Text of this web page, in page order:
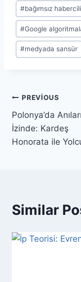
Post
Tags:
#bağımsız
#Google
#medyada sansür
Yazı
gezinmesi
PREVIOUS
Polonya’da
İzinde: Kardeş
Honorata ile
Similar